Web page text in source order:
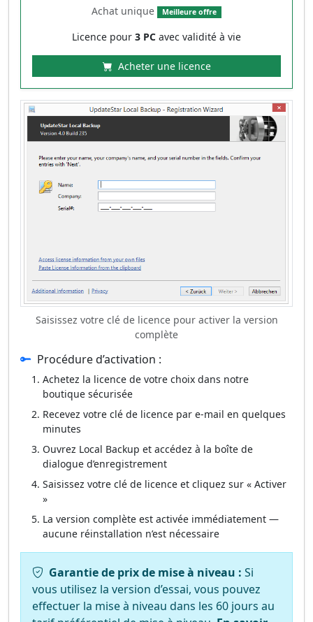
Achat unique Meilleure offre
Licence pour 3 PC avec validité à vie
Acheter une licence
Saisissez votre clé de licence pour activer la version
complète
Procédure d’activation :
Achetez la licence de votre choix dans notre
boutique sécurisée
Recevez votre clé de licence par e‑mail en quelques
minutes
Ouvrez Local Backup et accédez à la boîte de
dialogue d’enregistrement
Saisissez votre clé de licence et cliquez sur « Activer
»
La version complète est activée immédiatement —
aucune réinstallation n’est nécessaire
Garantie de prix de mise à niveau : Si
vous utilisez la version d’essai, vous pouvez
effectuer la mise à niveau dans les 60 jours au